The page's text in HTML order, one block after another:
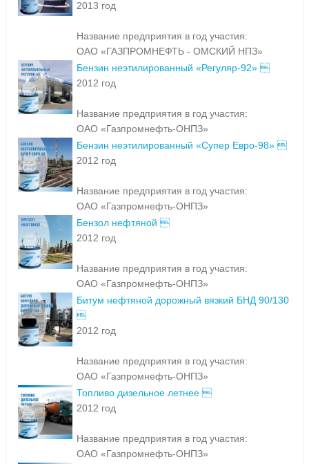
2013 год
Название предприятия в год участия:
ОАО «ГАЗПРОМНЕФТЬ - ОМСКИЙ НПЗ»
Бензин неэтилированный «Регуляр-92» 
2012 год
Название предприятия в год участия:
ОАО «Газпромнефть-ОНПЗ»
Бензин неэтилированный «Супер Евро-98» 
2012 год
Название предприятия в год участия:
ОАО «Газпромнефть-ОНПЗ»
Бензол нефтяной 
2012 год
Название предприятия в год участия:
ОАО «Газпромнефть-ОНПЗ»
Битум нефтяной дорожный вязкий БНД 90/130

2012 год
Название предприятия в год участия:
ОАО «Газпромнефть-ОНПЗ»
Топливо дизельное летнее 
2012 год
Название предприятия в год участия:
ОАО «Газпромнефть-ОНПЗ»